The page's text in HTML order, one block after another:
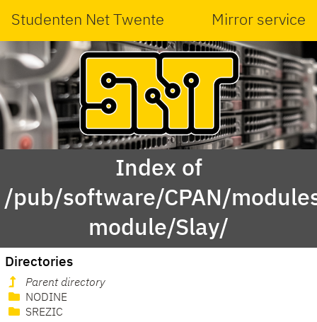
Studenten Net Twente Mirror service
Index of
/pub/software/CPAN/
module/Slay/
Directories
Parent directory
NODINE
SREZIC